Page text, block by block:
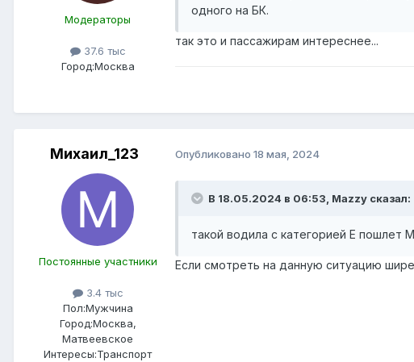
Модераторы
37.6 тыс
Город:Москва
одного на БК.
так это и пассажирам интереснее...
Михаил_123
Постоянные участники
3.4 тыс
Пол:Мужчина
Город:Москва,
Матвеевское
Интересы:Транспорт
Опубликовано 18 мая, 2024
В 18.05.2024 в 06:53, Mazzy сказал:
такой водила с категорией Е пошлет
Если смотреть на данную ситуацию